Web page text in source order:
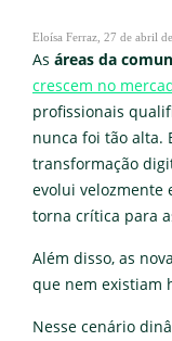
Eloísa Ferraz 27 de abril
As áreas da
crescem no
profissionais
nunca foi tão alta.
transformação
evolui velozmente
torna crítica para
Além disso, as
que nem existiam
Nesse cenário